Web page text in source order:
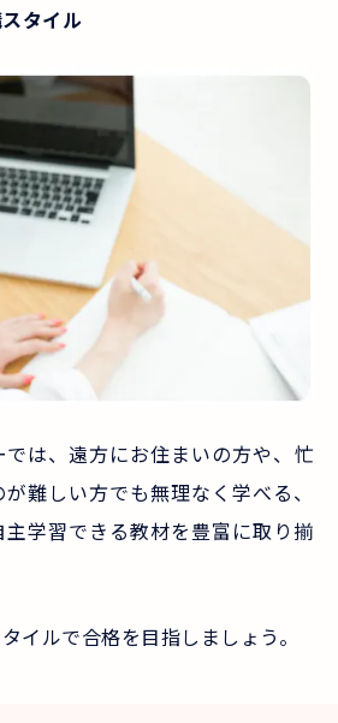
タイル
は、遠方にお住まいの方や、忙
難しい方でも無理なく学べる、
学習できる教材を豊富に取り揃
イルで合格を目指しましょう。